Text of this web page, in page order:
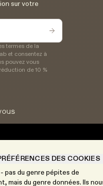
DES COOKIES
pas du genre pépites de
mais du genre données. Ils
sur votre
termes de la
et consentez à
pouvez vous
de 10 %